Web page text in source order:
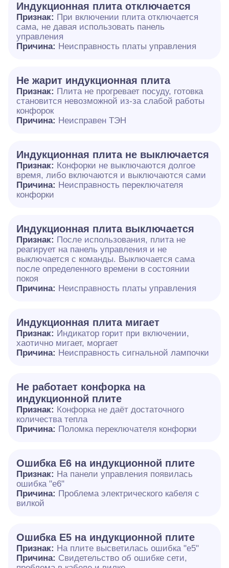
Индукционная плита отключается
Признак: При включении плита отключается
сама, не давая использовать панель
управления
Причина: Неисправность платы управления
Не жарит индукционная плита
Признак: Плита не прогревает посуду, готовка
становится невозможной из-за слабой работы
конфорок
Причина: Неисправен ТЭН
Индукционная плита не выключается
Признак: Конфорки не выключаются долгое
время, либо включаются и выключаются сами
Причина: Неисправность переключателя
конфорки
Индукционная плита выключается
Признак: После использования, плита не
реагирует на панель управления и не
выключается с команды. Выключается сама
после определенного времени в состоянии
покоя
Причина: Неисправность платы управления
Индукционная плита мигает
Признак: Индикатор горит при включении,
хаотично мигает, моргает
Причина: Неисправность сигнальной лампочки
Не работает конфорка на
индукционной плите
Признак: Конфорка не даёт достаточного
количества тепла
Причина: Поломка переключателя конфорки
Ошибка E6 на индукционной плите
Признак: На панели управления появилась
ошибка "e6"
Причина: Проблема электрического кабеля с
вилкой
Ошибка Е5 на индукционной плите
Признак: На плите высветилась ошибка "е5"
Причина: Свидетельство об ошибке сети,